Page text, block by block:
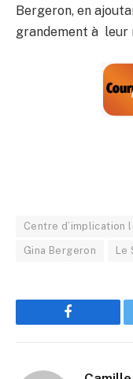
Bergeron, en
grandement à leur
Centre d’implication
Gina Bergeron
Facebook